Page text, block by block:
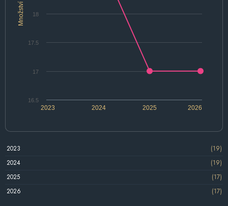
Množství
2024 2026
2023 2025
16.5
17
17.5
18
2023
(19)
2024
(19)
2025
(17)
2026
(17)